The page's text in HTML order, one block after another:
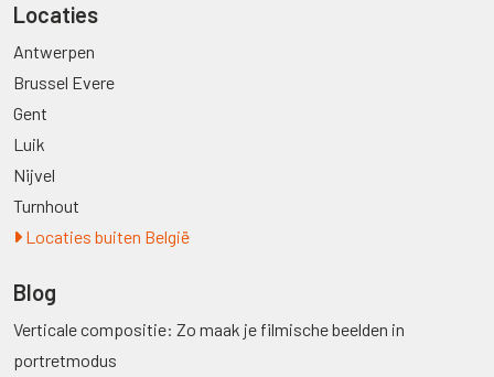
Locaties
Antwerpen
Brussel Evere
Gent
Luik
Nijvel
Turnhout
Locaties buiten België
Blog
Verticale compositie: Zo maak je filmische beelden in
portretmodus